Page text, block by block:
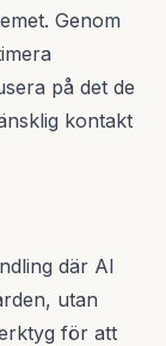
Genom
på det de
kontakt
där AI
utan
för att